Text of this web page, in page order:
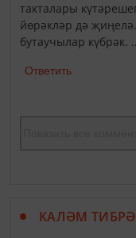
такталары
йөрәкләр дә
бутаучылар күбрәк.
Ответить
КАЛӘМ